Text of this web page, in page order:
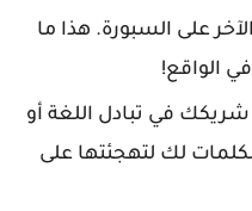
على السبورة. هذا ما
الواقع!
في تبادل اللغة أو
لك لتهجئتها على